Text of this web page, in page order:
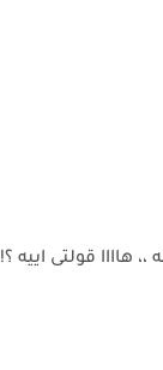
هاااا قولتى اييه ؟!